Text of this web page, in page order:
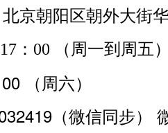
京朝阳区朝外大街
：00 （周一到周五
周六）
（微信同步）